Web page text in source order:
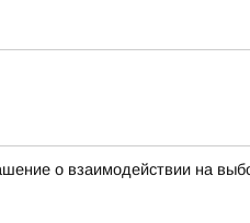
о взаимодействии на